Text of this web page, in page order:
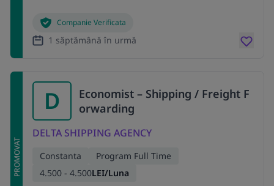
Companie Verificata
1 săptămână în urmă
PROMOVAT
D
Economist – Shipping / Freight F
orwarding
DELTA SHIPPING AGENCY
Constanta
Program Full Time
4.500 - 4.500LEI/Luna